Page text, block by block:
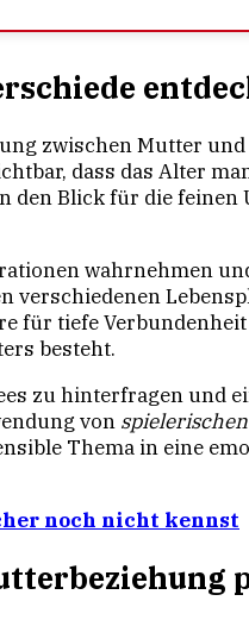
zwischen Mutter
dass das Alter
Blick für die
wahrnehmen
für tiefe
besteht.
zu hinterfragen und
von
Thema in eine
noch nicht kennst